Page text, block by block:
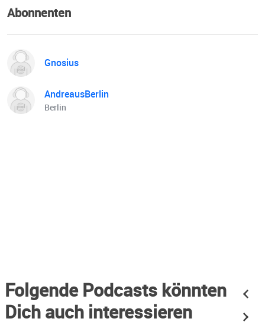
Abonnenten
Gnosius
AndreausBerlin
Berlin
Folgende Podcasts könnten
Dich auch interessieren